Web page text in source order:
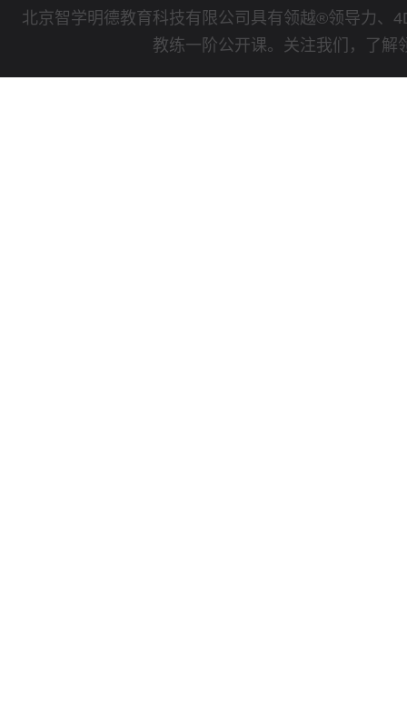
北京智学明德教育科技有限公司具有领越®领导力、
教练一阶公开课。关注我们，了解